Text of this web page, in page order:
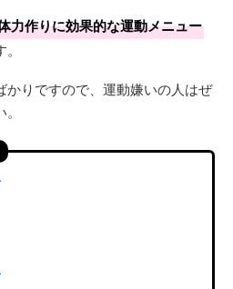
力作りに効果的な運動メニュー
かりですので、運動嫌いの人はぜ